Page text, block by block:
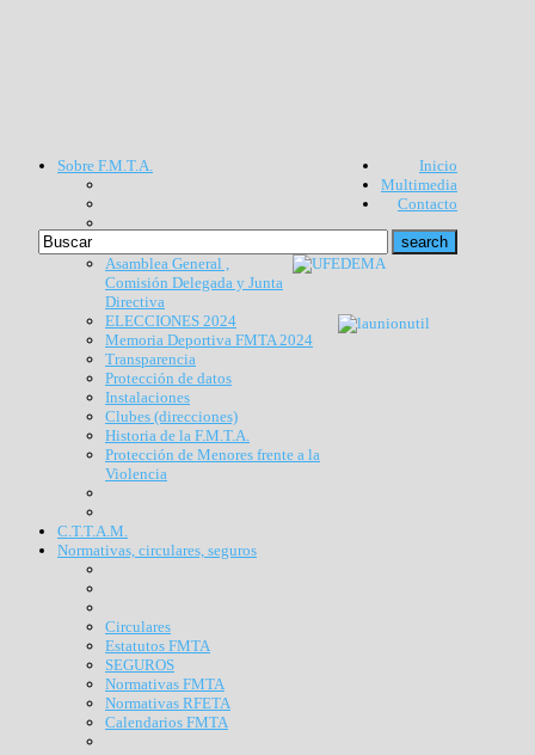
Inicio
Multimedia
Contacto
Sobre F.M.T.A.
Asamblea General ,
Comisión Delegada y Junta
Directiva
ELECCIONES 2024
Memoria Deportiva FMTA 2024
Transparencia
Protección de datos
Instalaciones
Clubes (direcciones)
Historia de la F.M.T.A.
Protección de Menores frente a la
Violencia
C.T.T.A.M.
Normativas, circulares, seguros
Circulares
Estatutos FMTA
SEGUROS
Normativas FMTA
Normativas RFETA
Calendarios FMTA